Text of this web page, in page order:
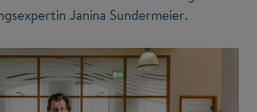
Janina Sundermeier.